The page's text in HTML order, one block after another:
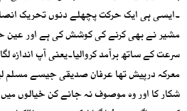
۔ایسی ہی ایک حرکت پچھلے دنوں تحریک
مشیر نے بھی کرنے کی کوشش کی ہے اور عین
سرعت کے ساتھ برآمد کروالیا۔یعنی آپ اندازہ
معرکہ درپیش تھا عرفان صدیقی جیسے مسلم
شکار کا اور وہ موصوف نہ جانے کن خیالوں